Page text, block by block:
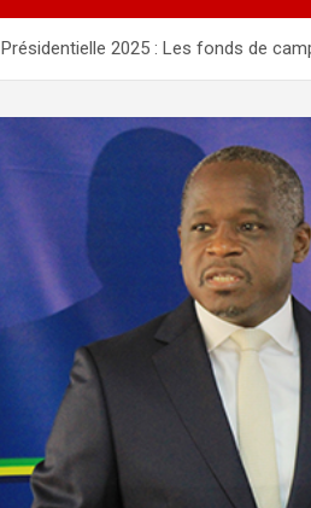
Présidentielle 2025 : Les fonds de